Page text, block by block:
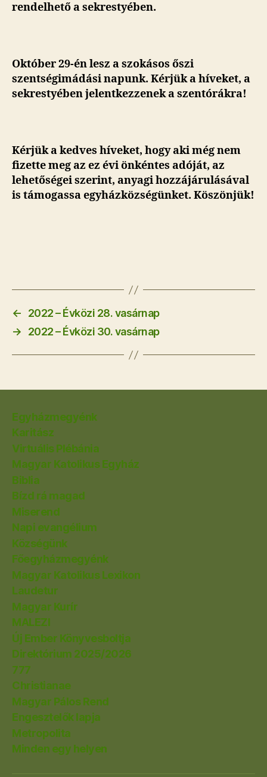
rendelhető a sekrestyében.
Október 29-én lesz a szokásos őszi
szentségimádási napunk. Kérjük a híveket, a
sekrestyében jelentkezzenek a szentórákra!
Kérjük a kedves híveket, hogy aki még nem
fizette meg az ez évi önkéntes adóját, az
lehetőségei szerint, anyagi hozzájárulásával
is támogassa egyházközségünket. Köszönjük!
←
2022 – Évközi 28. vasárnap
→
2022 – Évközi 30. vasárnap
Egyházmegyénk
Karitász
Virtuális Plébánia
Magyar Katolikus Egyház
Biblia
Bízd rá magad
Miserend
Napi evangélium
Községünk
Főegyházmegyénk
Magyar Katolikus Lexikon
Laudetur
Magyar Kurír
MALEZI
Új Ember Könyvesboltja
Direktórium 2025/2026
777
Christianae
Magyar Pálos Rend
Engesztelők lapja
Metropolita
Minden egy helyen